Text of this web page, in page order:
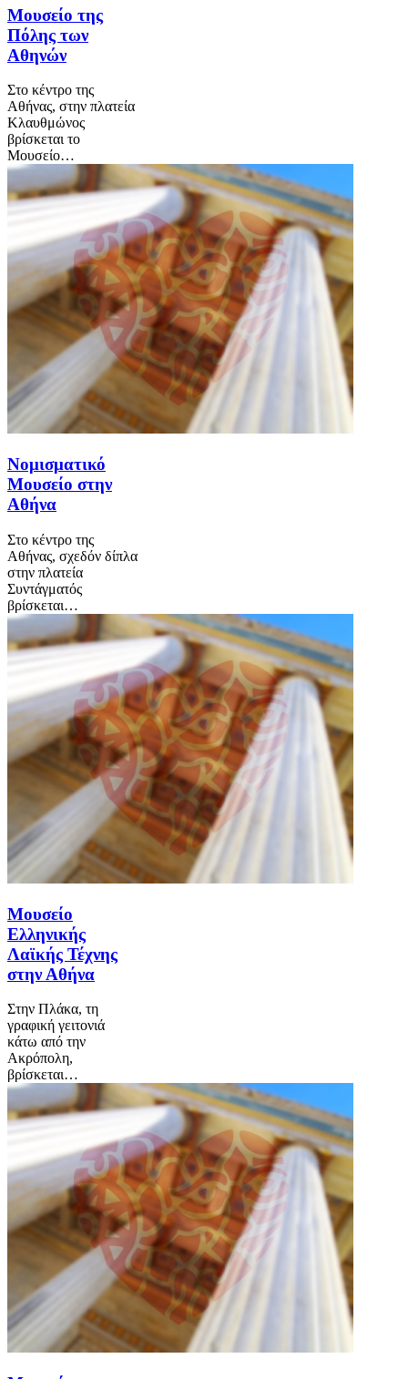
Μουσείο της
Πόλης των
Αθηνών
Στο κέντρο της
Αθήνας, στην πλατεία
Κλαυθμώνος
βρίσκεται το
Μουσείο…
Νομισματικό
Μουσείο στην
Αθήνα
Στο κέντρο της
Αθήνας, σχεδόν δίπλα
στην πλατεία
Συντάγματός
βρίσκεται…
Μουσείο
Ελληνικής
Λαϊκής Τέχνης
στην Αθήνα
Στην Πλάκα, τη
γραφική γειτονιά
κάτω από την
Ακρόπολη,
βρίσκεται…